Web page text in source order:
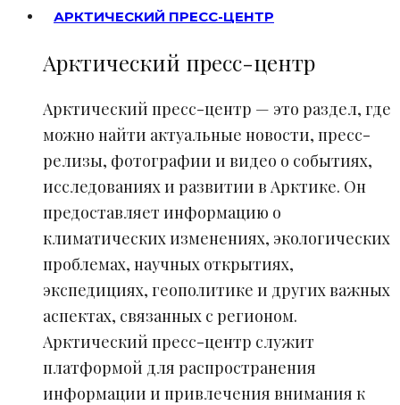
АРКТИЧЕСКИЙ ПРЕСС-ЦЕНТР
Арктический пресс-центр
Арктический пресс-центр — это раздел, где
можно найти актуальные новости, пресс-
релизы, фотографии и видео о событиях,
исследованиях и развитии в Арктике. Он
предоставляет информацию о
климатических изменениях, экологических
проблемах, научных открытиях,
экспедициях, геополитике и других важных
аспектах, связанных с регионом.
Арктический пресс-центр служит
платформой для распространения
информации и привлечения внимания к